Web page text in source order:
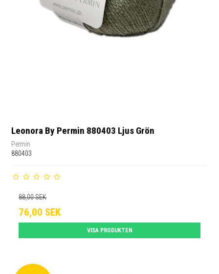
Leonora By Permin 880403 Ljus Grön
Permin
880403
88,00 SEK
76,00 SEK
VISA PRODUKTEN